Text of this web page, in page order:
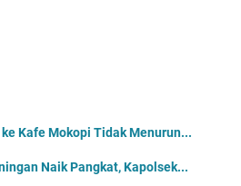
Kafe Mokopi Tidak Menurun...
Naik Pangkat, Kapolsek...